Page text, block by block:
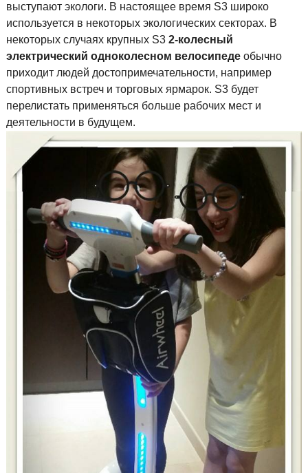
выступают экологи. В настоящее время S3 широко
используется в некоторых экологических секторах. В
некоторых случаях крупных S3 2-колесный
электрический одноколесном велосипедеобычно
приходит людей достопримечательности, например
спортивных встреч и торговых ярмарок. S3 будет
перелистать применяться больше рабочих мест и
деятельности в будущем.